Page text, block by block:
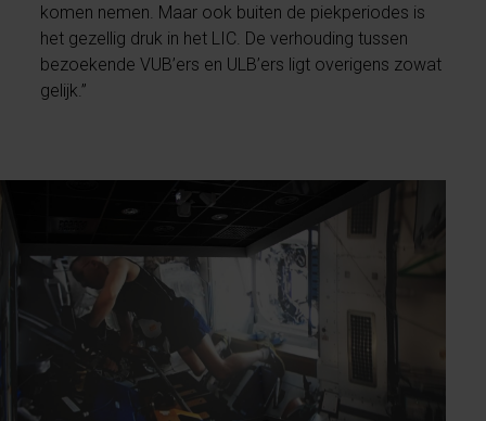
komen nemen. Maar ook buiten de piekperiodes is
het gezellig druk in het LIC. De verhouding tussen
bezoekende VUB’ers en ULB’ers ligt overigens zowat
gelijk.”